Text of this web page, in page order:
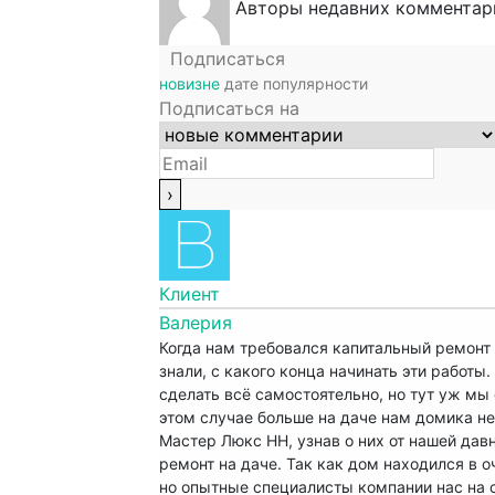
Авторы недавних
Подписаться
новизне дате популярности
Подписаться на
Клиент
Валерия
Когда нам требовался капитальный
знали, с какого конца начинать эти
сделать всё самостоятельно, но тут уж
этом случае больше на даче нам домика
Мастер Люкс НН, узнав о них от нашей
ремонт на даче. Так как дом находился в
но опытные специалисты компании нас